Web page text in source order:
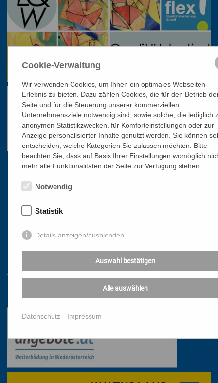
Links
NEWSLETTER
PRESSE
AGB
Mit freundlicher Unterstützung
Cookie-Verwaltung
Wir verwenden Cookies, um Ihnen ein optimales Webseiten-
Erlebnis zu bieten. Dazu zählen Cookies, die für den Betrieb
Seite und für die Steuerung unserer kommerziellen
Unternehmensziele notwendig sind, sowie solche, die lediglich
anonymen Statistikzwecken, für Komforteinstellungen oder zur
Anzeige personalisierter Inhalte genutzt werden. Sie können
entscheiden, welche Kategorien Sie zulassen möchten. Bitte
beachten Sie, dass auf Basis Ihrer Einstellungen womöglich
mehr alle Funktionalitäten der Seite zur Verfügung stehen.
Notwendig
Statistik
Details anzeigen/ausblenden
Auswahl bestätigen
Alle auswählen
Datenschutz Impressum